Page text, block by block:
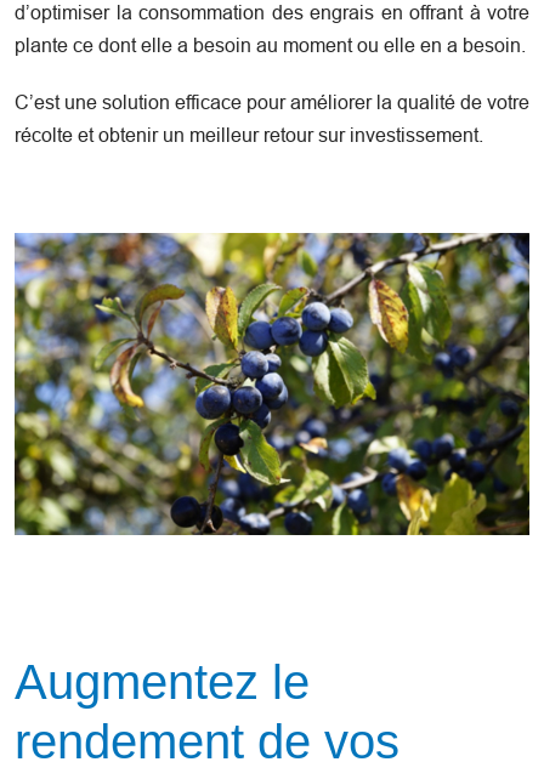
d’optimiser la consommation des engrais en offrant à votre
plante ce dont elle a besoin au moment ou elle en a besoin.
C’est une solution efficace pour améliorer la qualité de votre
récolte et obtenir un meilleur retour sur investissement.
Augmentez le
rendement de vos